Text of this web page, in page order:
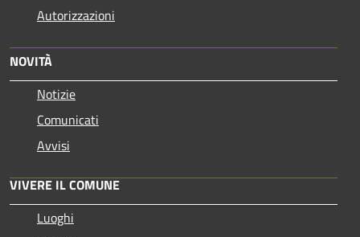
Autorizzazioni
NOVITÀ
Notizie
Comunicati
Avvisi
VIVERE IL COMUNE
Luoghi